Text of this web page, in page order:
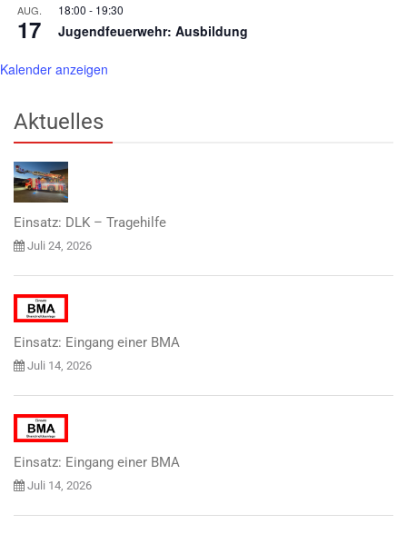
AUG.
17
18:00 - 19:30
Jugendfeuerwehr: Ausbildung
Kalender anzeigen
Aktuelles
Einsatz: DLK – Tragehilfe
Juli 24, 2026
Einsatz: Eingang einer BMA
Juli 14, 2026
Einsatz: Eingang einer BMA
Juli 14, 2026